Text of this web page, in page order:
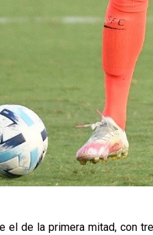
el de la primera mitad, con